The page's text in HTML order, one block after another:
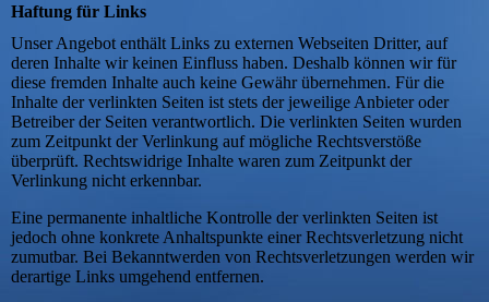
Haftung für Links
Unser Angebot enthält Links zu externen Webseiten Dritter, auf
deren Inhalte wir keinen Einfluss haben. Deshalb können wir für
diese fremden Inhalte auch keine Gewähr übernehmen. Für die
Inhalte der verlinkten Seiten ist stets der jeweilige Anbieter oder
Betreiber der Seiten verantwortlich. Die verlinkten Seiten wurden
zum Zeitpunkt der Verlinkung auf mögliche Rechtsverstöße
überprüft. Rechtswidrige Inhalte waren zum Zeitpunkt der
Verlinkung nicht erkennbar.
Eine permanente inhaltliche Kontrolle der verlinkten Seiten ist
jedoch ohne konkrete Anhaltspunkte einer Rechtsverletzung nicht
zumutbar. Bei Bekanntwerden von Rechtsverletzungen werden wir
derartige Links umgehend entfernen.